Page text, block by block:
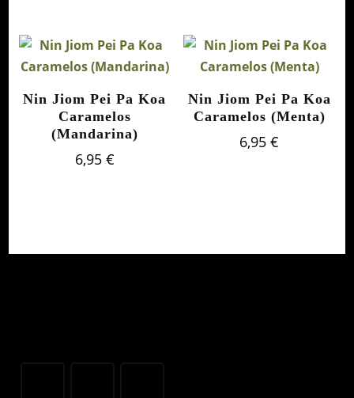
desde
13,55
23,00
Nin Jiom Pei Pa Koa
Caramelos
(Mandarina)
6,95 €
Nin Jiom Pei Pa Koa
Caramelos (Menta)
6,95€